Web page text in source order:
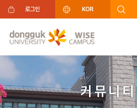
주메뉴 바로가기
푸터 바로가기
로그인 KOR
커뮤니티